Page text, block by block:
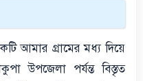
আমার গ্রামের মধ্য দিয়ে
উপজেলা পর্যন্ত বিস্তৃত